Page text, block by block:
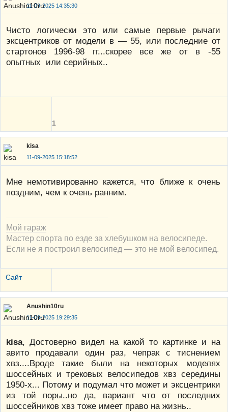
11-09-2025 14:35:30
Чисто логически это или самые первые рычаги
эксцентриков от модели в — 55, или последние от
стартонов 1996-98 гг...скорее все же от в -55
опытных или серийных..
1
kisa
11-09-2025 15:18:52
Мне немотивированно кажется, что ближе к очень
поздним, чем к очень ранним.
Мой гараж
Мастер спорта по езде за хлебушком на велосипеде.
Если не я построил велосипед — это не мой велосипед.
Сайт
Anushin10ru
11-09-2025 19:29:35
kisa, Достоверно видел на какой то картинке и на
авито продавали один раз, чепрак с тиснением
хвз....Вроде такие были на некоторых моделях
шоссейных и трековых велосипедов хвз середины
1950-х... Потому и подумал что может и эксцентрики
из той поры..но да, вариант что от последних
шоссейников хвз тоже имеет право на жизнь..